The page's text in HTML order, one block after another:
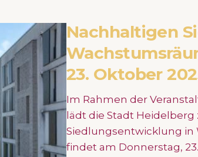
Nachhaltigen
23. Oktober
Im Rahmen der
lädt die Stadt
Siedlungsentwicklung in
findet am Donnerstag,